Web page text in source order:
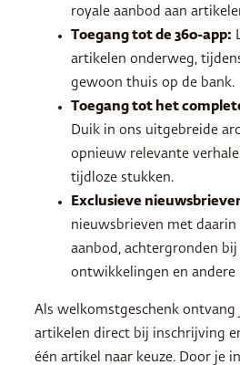
royale aanbod aan
Toegang tot de 360-app:
artikelen onderweg,
gewoon thuis op de bank.
Toegang tot het
Duik in ons uitgebreide
opnieuw relevante
tijdloze stukken.
Exclusieve
nieuwsbrieven met
aanbod, achtergronden
ontwikkelingen en andere
Als welkomstgeschenk ontvang
artikelen direct bij inschrijving
één artikel naar keuze. Door je